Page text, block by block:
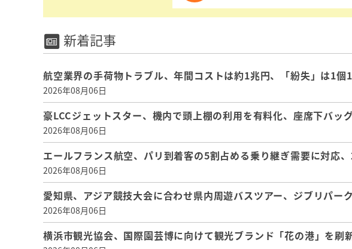
新着記事
航空業界の手荷物トラブル、年間コストは約1兆円、「紛失」は1
2026年08月06日
豪LCCジェットスター、機内で頭上棚の利用を有料化、座席下バッ
2026年08月06日
エールフランス航空、パリ到着客の5割占める乗り継ぎ需要に対応
2026年08月06日
愛知県、アジア競技大会に合わせ県内周遊バスツアー、ジブリパー
2026年08月06日
横浜市観光協会、国際園芸博に向けて観光ブランド「花の港」を刷